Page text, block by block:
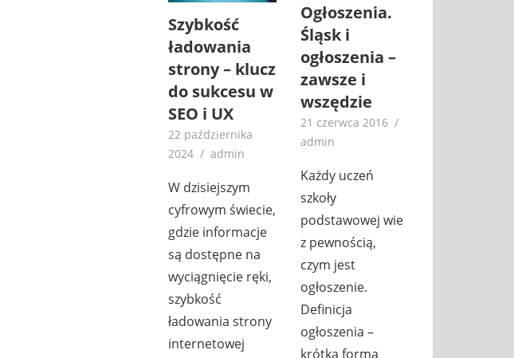
Szybkość
ładowania
strony – klucz
do sukcesu w
SEO i UX
22 października
2024
admin
W dzisiejszym
cyfrowym świecie,
gdzie informacje
są dostępne na
wyciągnięcie ręki,
szybkość
ładowania strony
internetowej
Ogłoszenia.
Śląsk i
ogłoszenia –
zawsze i
wszędzie
21 czerwca 2016
admin
Każdy uczeń
szkoły
podstawowej wie
z pewnością,
czym jest
ogłoszenie.
Definicja
ogłoszenia –
krótka forma